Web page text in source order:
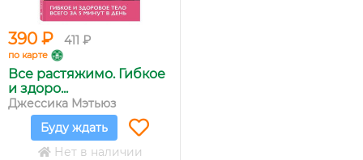
390 ₽ 411 ₽
по карте
Все растяжимо. Гибкое
и здоро...
Джессика Мэтьюз
Буду ждать
Нет в наличии